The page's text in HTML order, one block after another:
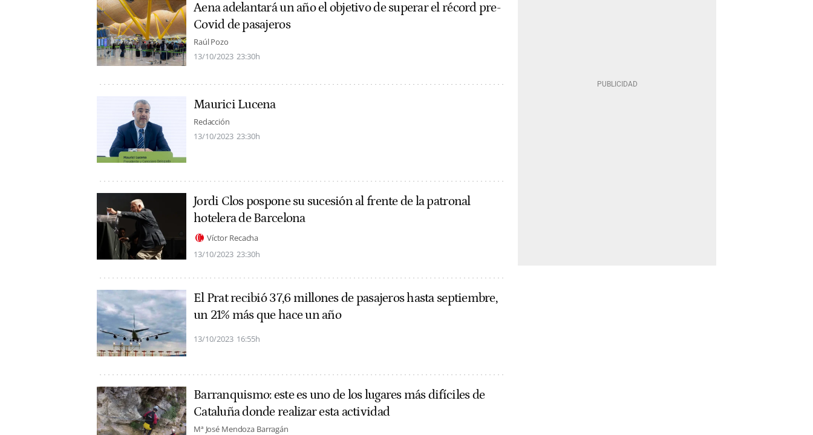
Aena adelantará un año el objetivo de superar el récord pre-
Covid de pasajeros
Raúl Pozo
13/10/2023 23:30h
Maurici Lucena
Redacción
13/10/2023 23:30h
Jordi Clos pospone su sucesión al frente de la patronal
hotelera de Barcelona
Víctor Recacha
13/10/2023 23:30h
El Prat recibió 37,6 millones de pasajeros hasta septiembre,
un 21% más que hace un año
13/10/2023 16:55h
Barranquismo: este es uno de los lugares más difíciles de
Cataluña donde realizar esta actividad
Mª José Mendoza Barragán